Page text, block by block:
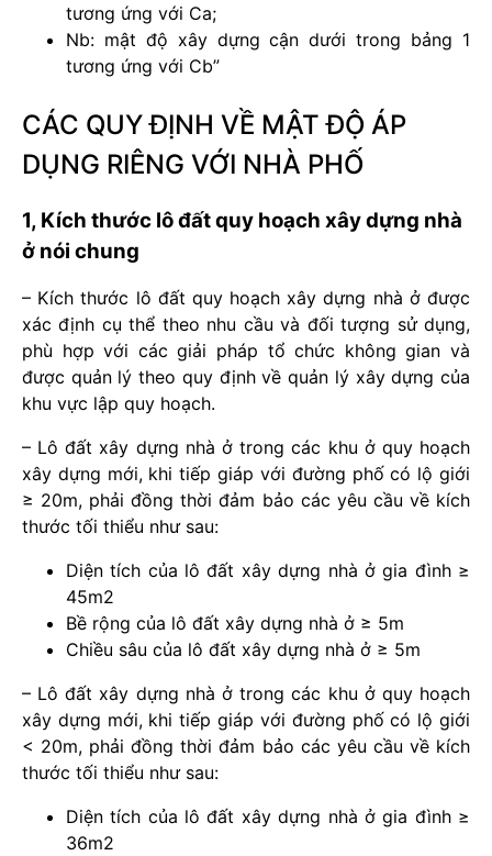
tương ứng với Ca;
Nb: mật độ xây dựng cận dưới trong bảng 1
tương ứng với Cb”
CÁC QUY ĐỊNH VỀ MẬT ĐỘ ÁP
DỤNG RIÊNG VỚI NHÀ PHỐ
1, Kích thước lô đất quy hoạch xây dựng nhà
ở nói chung
– Kích thước lô đất quy hoạch xây dựng nhà ở được
xác định cụ thể theo nhu cầu và đối tượng sử dụng,
phù hợp với các giải pháp tổ chức không gian và
được quản lý theo quy định về quản lý xây dựng của
khu vực lập quy hoạch.
– Lô đất xây dựng nhà ở trong các khu ở quy hoạch
xây dựng mới, khi tiếp giáp với đường phố có lộ giới
≥ 20m, phải đồng thời đảm bảo các yêu cầu về kích
thước tối thiểu như sau:
Diện tích của lô đất xây dựng nhà ở gia đình ≥
45m2
Bề rộng của lô đất xây dựng nhà ở ≥ 5m
Chiều sâu của lô đất xây dựng nhà ở ≥ 5m
– Lô đất xây dựng nhà ở trong các khu ở quy hoạch
xây dựng mới, khi tiếp giáp với đường phố có lộ giới
< 20m, phải đồng thời đảm bảo các yêu cầu về kích
thước tối thiểu như sau:
Diện tích của lô đất xây dựng nhà ở gia đình ≥
36m2